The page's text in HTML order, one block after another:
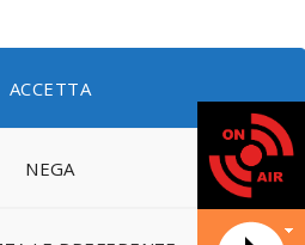
ACCETTA
NEGA
DATA